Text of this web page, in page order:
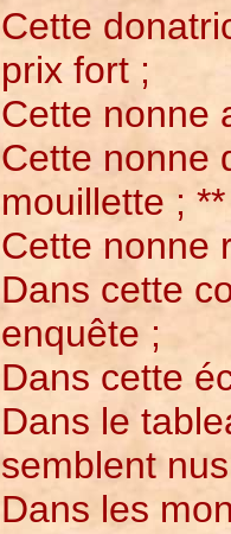
Cette
prix fort ;
Cette nonne
Cette nonne
mouillette ;
Cette nonne
Dans cette
enquête ;
Dans cette
Dans le
semblent
Dans les